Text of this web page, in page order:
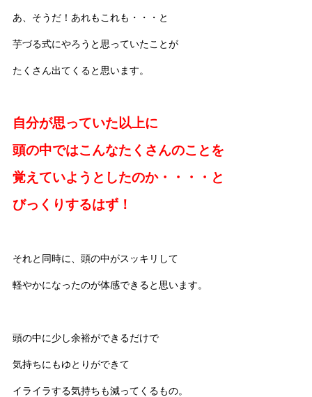
あ、そうだ！あれもこれも・・・と
芋づる式にやろうと思っていたことが
たくさん出てくると思います。
自分が思っていた以上に
頭の中ではこんなたくさんのことを
覚えていようとしたのか・・・・と
びっくりするはず！
それと同時に、頭の中がスッキリして
軽やかになったのが体感できると思います。
頭の中に少し余裕ができるだけで
気持ちにもゆとりができて
イライラする気持ちも減ってくるもの。